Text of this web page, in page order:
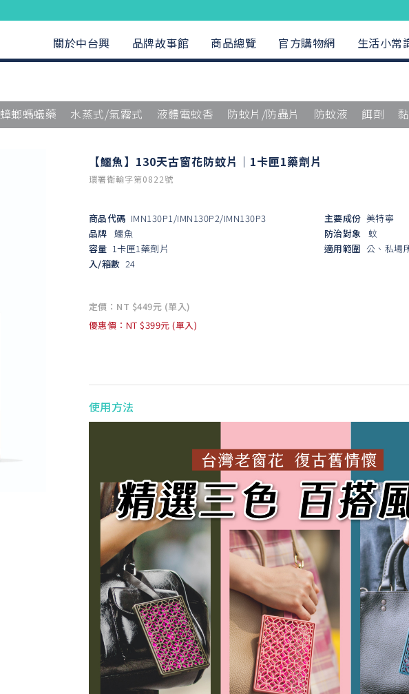
關於中台興 品牌故事館 商品總覽 官方購物網 生活小常
蟑螂螞蟻藥 水蒸式/氣霧式 液體電蚊香 防蚊片/防蟲片 防蚊液 餌劑
【鱷魚】130天古窗花防蚊片｜1卡匣1藥劑片
環署衛輸字第0822號
商品代碼 IMN130P1/IMN130P2/IMN130P3
品牌 鱷魚
容量 1卡匣1藥劑片
入/箱數 24
主要成份 美特寧
防治對象
蚊
適用範圍 公、私場
定價：NT $449元 (單入)
優惠價：NT $399元 (單入)
使用方法